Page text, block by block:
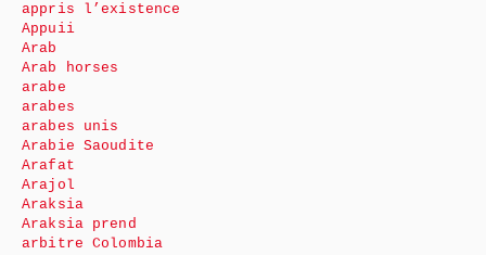
appris l’existence
Appuii
Arab
Arab horses
arabe
arabes
arabes unis
Arabie Saoudite
Arafat
Arajol
Araksia
Araksia prend
arbitre Colombia